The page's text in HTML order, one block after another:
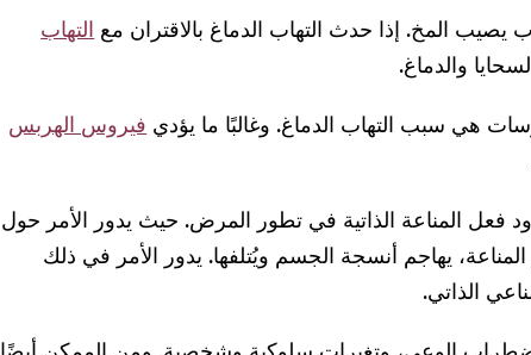
يصيب المخ. إذا حدث التهاب الدماغ بالاقتران مع التهاب
والدماغ.
هي سبب التهاب الدماغ. وغالبًا ما يؤدي فيروس الهربس
فعل المناعة الذاتية في تطور المرض. حيث يدور الأمر حول
يهاجم أنسجة الجسم ويُتلفها. يدور الأمر في ذلك
الذاتي.